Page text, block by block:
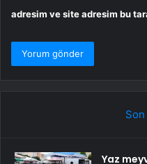
adresim ve site adresim bu
Yaz